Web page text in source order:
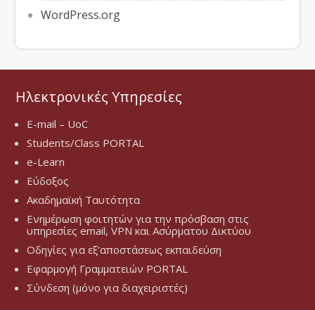
WordPress.org
Ηλεκτρονικές Υπηρεσίες
E-mail – UoC
Students/Class PORTAL
e-Learn
Εύδοξος
Ακαδημαϊκή Ταυτότητα
Ενημέρωση φοιτητών για την πρόσβαση στις
υπηρεσίες email, VPN και Ασύρματου Δικτύου
Οδηγίες για εξ’αποστάσεως εκπαιδεύση
Εφαρμογή Γραμματειών PORTAL
Σύνδεση (μόνο για διαχειριστές)